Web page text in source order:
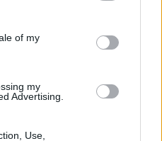
of my
my
Advertising.
Use,
νέα δάνεια το 2026
των
η αντιπαράθεση για
συνοριακούς